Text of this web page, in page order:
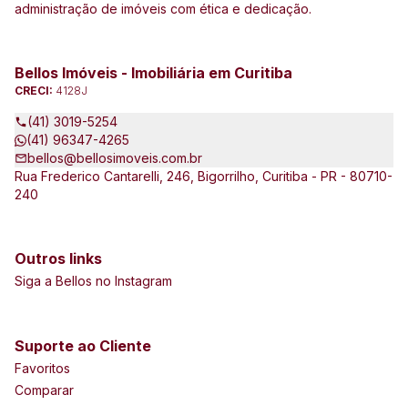
administração de imóveis com ética e dedicação.
Bellos Imóveis - Imobiliária em Curitiba
CRECI: 4128J
(41) 3019-5254
(41) 96347-4265
bellos@bellosimoveis.com.br
Rua Frederico Cantarelli, 246, Bigorrilho, Curitiba - PR - 80710-
240
Outros links
Siga a Bellos no Instagram
Suporte ao Cliente
Favoritos
Comparar